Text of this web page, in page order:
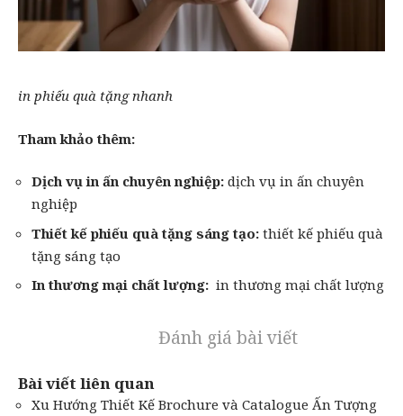
in phiếu quà tặng nhanh
Tham khảo thêm:
Dịch vụ in ấn chuyên nghiệp: dịch vụ in ấn chuyên
nghiệp
Thiết kế phiếu quà tặng sáng tạo: thiết kế phiếu quà
tặng sáng tạo
In thương mại chất lượng: in thương mại chất lượng
Đánh giá bài viết
Bài viết liên quan
Xu Hướng Thiết Kế Brochure và Catalogue Ấn Tượng